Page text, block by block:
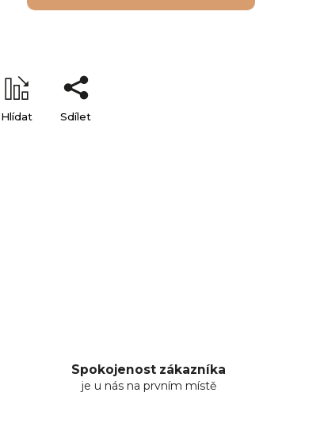
Hlídat Sdílet
Spokojenost zákazníka
je u nás na prvním místě